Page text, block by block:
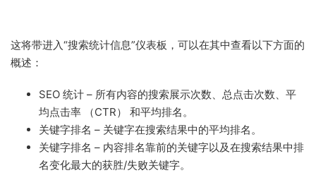
这将带进入“搜索统计信息”仪表板，可以在其中查看以下方面的
概述：
SEO 统计 – 所有内容的搜索展示次数、总点击次数、平
均点击率 （CTR） 和平均排名。
关键字排名 – 关键字在搜索结果中的平均排名。
关键字排名 – 内容排名靠前的关键字以及在搜索结果中排
名变化最大的获胜/失败关键字。